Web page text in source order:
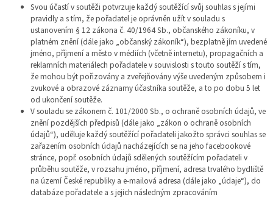
Svou účastí v soutěži potvrzuje každý soutěžící svůj souhlas s jejími
pravidly a s tím, že pořadatel je oprávněn užít v souladu s
ustanovením § 12 zákona č. 40/1964 Sb., občanského zákoníku, v
platném znění (dále jako „občanský zákoník“), bezplatně jím uvedené
jméno, příjmení a město v médiích (včetně internetu), propagačních a
reklamních materiálech pořadatele v souvislosti s touto soutěží s tím,
že mohou být pořizovány a zveřejňovány výše uvedeným způsobem i
zvukové a obrazové záznamy účastníka soutěže, a to po dobu 5 let
od ukončení soutěže.
V souladu se zákonem č. 101/2000 Sb., o ochraně osobních údajů, ve
znění pozdějších předpisů (dále jako „zákon o ochraně osobních
údajů“), uděluje každý soutěžící pořadateli jakožto správci souhlas se
zařazením osobních údajů nacházejících se na jeho facebookové
stránce, popř. osobních údajů sdělených soutěžícím pořadateli v
průběhu soutěže, v rozsahu jméno, příjmení, adresa trvalého bydliště
na území České republiky a e-mailová adresa (dále jako „údaje“), do
databáze pořadatele a s jejich následným zpracováním